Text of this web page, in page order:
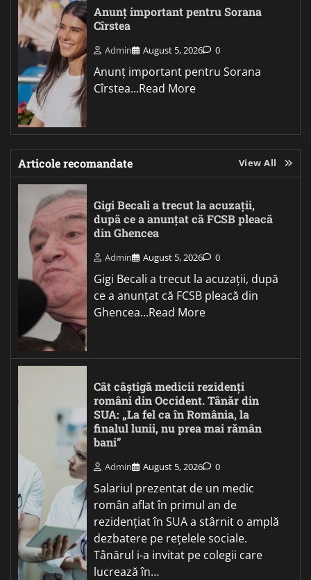
Anunț important pentru Sorana
Cîrstea
Admin August 5, 2026 0
Anunț important pentru Sorana
Cîrstea...Read More
Articole recomandate View All
Gigi Becali a trecut la acuzații,
după ce a anunțat că FCSB pleacă
din Ghencea
Admin August 5, 2026 0
Gigi Becali a trecut la acuzații, după
ce a anunțat că FCSB pleacă din
Ghencea...Read More
Cât câștigă medicii rezidenți
români din Occident. Tânăr din
SUA: „La fel ca în România, la
finalul lunii, nu prea mai rămân
bani”
Admin August 5, 2026 0
Salariul prezentat de un medic
român aflat în primul an de
rezidențiat în SUA a stârnit o amplă
dezbatere pe rețelele sociale.
Tânărul i-a invitat pe colegii care
lucrează în…